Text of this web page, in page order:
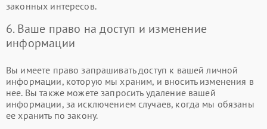
законных интересов.
6. Ваше право на доступ и изменение
информации
Вы имеете право запрашивать доступ к вашей личной
информации, которую мы храним, и вносить изменения в
нее. Вы также можете запросить удаление вашей
информации, за исключением случаев, когда мы обязаны
ее хранить по закону.